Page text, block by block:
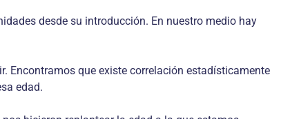
desde su introducción. En nuestro medio hay
Encontramos que existe correlación estadísticamente
edad.